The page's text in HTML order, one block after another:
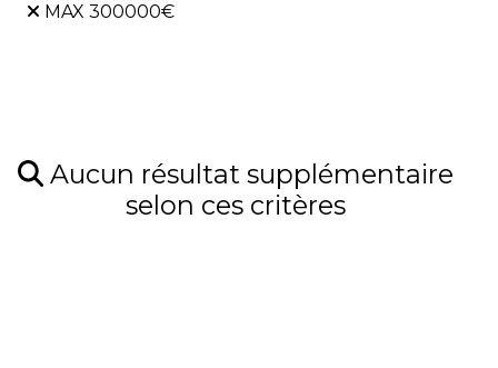
MAX 300000€
Aucun résultat supplémentaire
selon ces critères